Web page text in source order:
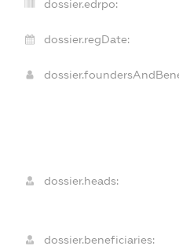
dossier.edrpo:
dossier.regDate:
dossier.heads:
dossier.beneficiaries: